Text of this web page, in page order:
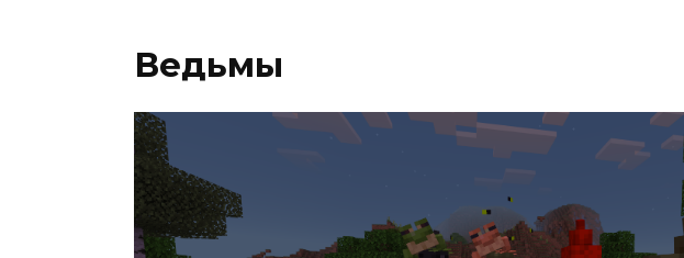
Ведьмы